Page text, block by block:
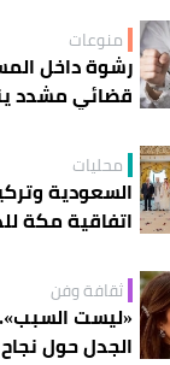
منوعات
رشوة داخل
قضائي مشدد
محليات
السعودية
اتفاقية مكة
ثقافة وفن
«ليست
الجدل حول